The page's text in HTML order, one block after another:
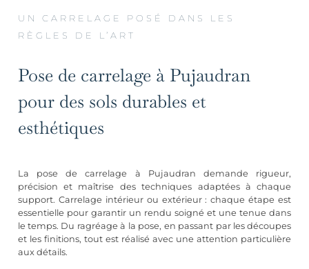
UN CARRELAGE POSÉ DANS LES
RÈGLES DE L’ART
Pose de carrelage à Pujaudran
pour des sols durables et
esthétiques
La pose de carrelage à Pujaudran demande rigueur,
précision et maîtrise des techniques adaptées à chaque
support. Carrelage intérieur ou extérieur : chaque étape est
essentielle pour garantir un rendu soigné et une tenue dans
le temps. Du ragréage à la pose, en passant par les découpes
et les finitions, tout est réalisé avec une attention particulière
aux détails.